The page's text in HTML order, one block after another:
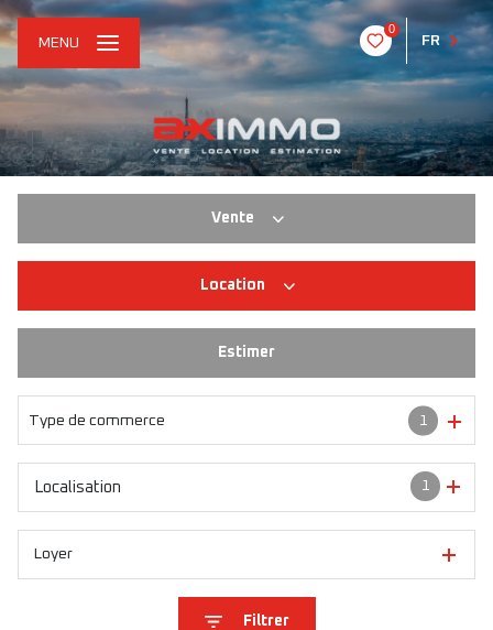
0
FR
MENU
Vente
Location
Estimer
Type de commerce 1
1
Localisation
Loyer
Filtrer